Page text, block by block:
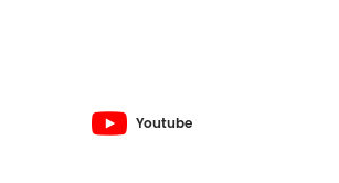
a multidimensional view on what
economic strength, and why
story needs to be
Youtube